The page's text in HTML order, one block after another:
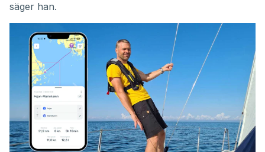
säger han.